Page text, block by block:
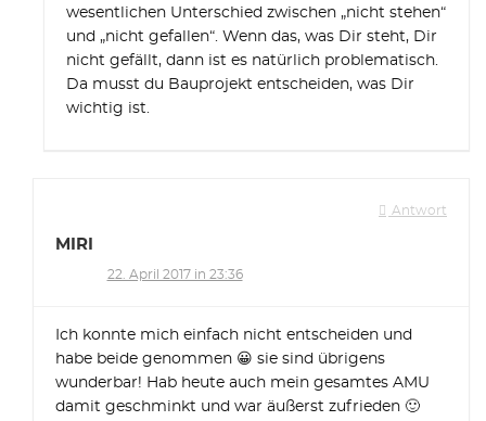
wesentlichen Unterschied zwischen „nicht stehen“
und „nicht gefallen“. Wenn das, was Dir steht, Dir
nicht gefällt, dann ist es natürlich problematisch.
Da musst du Bauprojekt entscheiden, was Dir
wichtig ist.
Antwort
MIRI
22. April 2017 in 23:36
Ich konnte mich einfach nicht entscheiden und
habe beide genommen 😀 sie sind übrigens
wunderbar! Hab heute auch mein gesamtes AMU
damit geschminkt und war äußerst zufrieden 🙂